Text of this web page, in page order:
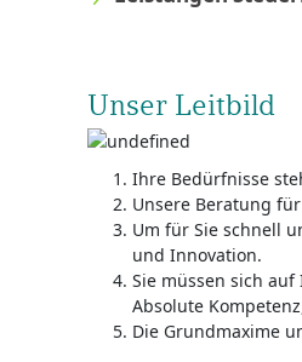
Unser Leitbild
Ihre Bedürfnisse
Unsere Beratung
Um für Sie schnell
und Innovation.
Sie müssen sich
Absolute
Die Grundmaxime